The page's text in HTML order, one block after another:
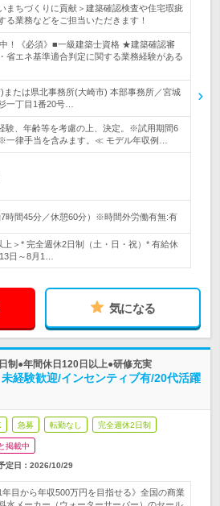
まちづくりに貢献＞建築確認検査や住宅瑕疵
る業務などをご担当いただきます！
！《必須》■一級建築士資格 ★建築確認審
省エネ基準適合判定に関する業務経験がある
または県北事務所(大崎市) 本部事務所／宮城
一丁目1番20号…
験、年齢等を考慮の上、決定。※試用期間6
一律手当を含みます。≪ モデル年収例…
時間45分／休憩60分）※時間外労働有無:有
上＞* 完全週休2日制（土・日・祝）* 有給休
日～8月1…
気になる
制●年間休日120日以上●研修充実
経験歓迎/インセンティブ有/20代活躍
急募 転勤なし 完全週休2日制
掲載中
定日： 2026/10/29
年目から年収500万円を目指せる》全国の商業